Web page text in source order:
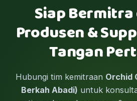
Siap
Produsen &
Tangan
Hubungi tim kemitraan Orchid
Berkah Abadi) untuk